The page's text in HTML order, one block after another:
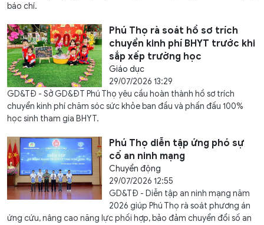
báo chí.
Phú Thọ rà soát hồ sơ trích
chuyển kinh phí BHYT trước khi
sắp xếp trường học
Giáo dục
29/07/2026 13:29
GD&TĐ - Sở GD&ĐT Phú Thọ yêu cầu hoàn thành hồ sơ trích
chuyển kinh phí chăm sóc sức khỏe ban đầu và phấn đấu 100%
học sinh tham gia BHYT.
Phú Thọ diễn tập ứng phó sự
cố an ninh mạng
Chuyển động
29/07/2026 12:55
GD&TĐ - Diễn tập an ninh mạng năm
2026 giúp Phú Thọ rà soát phương án
ứng cứu, nâng cao năng lực phối hợp, bảo đảm chuyển đổi số an